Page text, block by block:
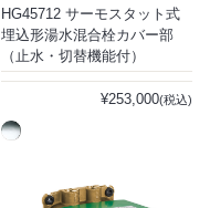
HG45712 サーモスタット式
埋込形湯水混合栓カバー部
（止水・切替機能付）
¥253,000(税込)